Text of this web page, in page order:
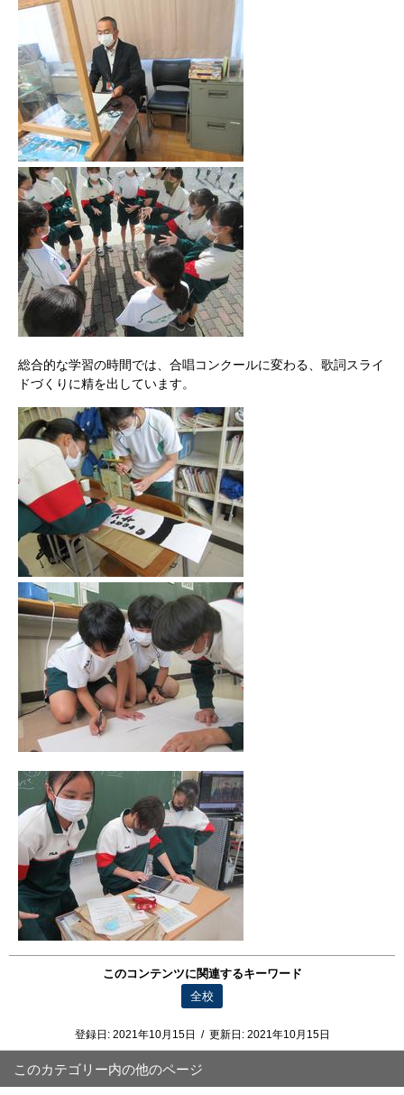
総合的な学習の時間では、合唱コンクールに変わる、歌詞スライ
ドづくりに精を出しています。
このコンテンツに関連するキーワード
全校
登録日: 2021年10月15日 / 更新日: 2021年10月15日
このカテゴリー内の他のページ